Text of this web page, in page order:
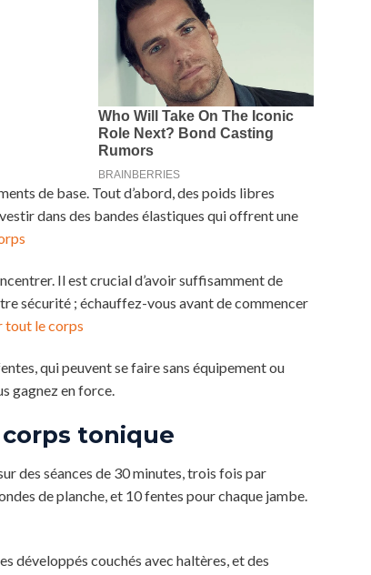
de base. Tout d’abord, des poids libres
dans des bandes élastiques qui offrent une
Il est crucial d’avoir suffisamment de
sécurité ; échauffez-vous avant de commencer
tout le corps
qui peuvent se faire sans équipement ou
gagnez en force.
tonique
des séances de 30 minutes, trois fois par
de planche, et 10 fentes pour chaque jambe.
développés couchés avec haltères, et des